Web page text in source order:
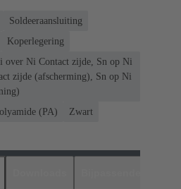
Soldeeraansluiting
Koperlegering
over Ni Contact zijde, Sn op Ni
zijde (afscherming), Sn op Ni
(PA) Zwart